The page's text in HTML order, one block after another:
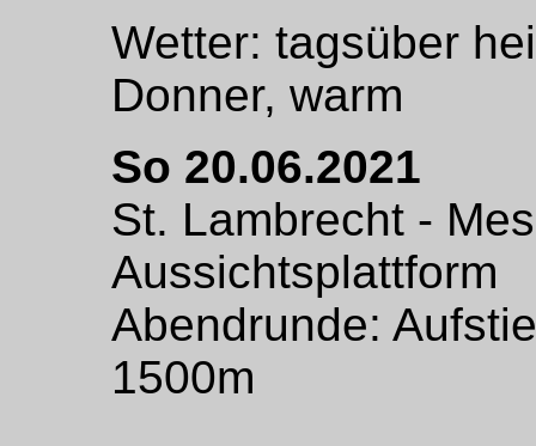
Wetter: tagsüber
Donner, warm
So 20.06.2021
St. Lambrecht -
Aussichtsplattform
Abendrunde:
1500m